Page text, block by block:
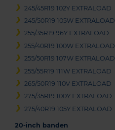
245/45R19 102Y EXTRALOAD
245/50R19 105W EXTRALOAD
255/35R19 96Y EXTRALOAD
255/40R19 100W EXTRALOAD
255/50R19 107W EXTRALOAD
255/55R19 111W EXTRALOAD
265/50R19 110V EXTRALOAD
275/35R19 100Y EXTRALOAD
275/40R19 105Y EXTRALOAD
20-inch banden